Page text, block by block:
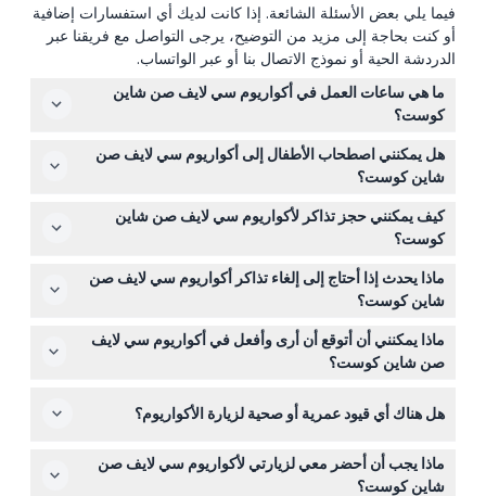
فيما يلي بعض الأسئلة الشائعة. إذا كانت لديك أي استفسارات إضافية
أو كنت بحاجة إلى مزيد من التوضيح، يرجى التواصل مع فريقنا عبر
الدردشة الحية أو نموذج الاتصال بنا أو عبر الواتساب.
ما هي ساعات العمل في أكواريوم سي لايف صن شاين
كوست؟
مساءً، مع آخر دخول في الساعة 2:00 مساءً. يُغلق في يوم عيد
الميلاد ويوم أنزاك (قد تتغير المواعيد - يرجى التأكد عند الحجز).
هل يمكنني اصطحاب الأطفال إلى أكواريوم سي لايف صن
شاين كوست؟
نعم، الأطفال من عمر 0-2 يدخلون مجاناً مع التحقق من جواز
السفر، بينما الأطفال من عمر 3-15 يحتاجون إلى تذكرة مدفوعة
أكثر.
كيف يمكنني حجز تذاكر لأكواريوم سي لايف صن شاين
كوست؟
يمكنك حجز تذاكرك بسهولة عبر الإنترنت هنا على هذا الموقع،
مما يتيح لك التحقق من التوافر وتأمين مكانك فوراً.
ماذا يحدث إذا أحتاج إلى إلغاء تذاكر أكواريوم سي لايف صن
شاين كوست؟
التذاكر غير قابلة للاسترداد ولا يمكن إلغاؤها بأي ظروف، لذا تأكد
من خططك قبل الحجز.
ماذا يمكنني أن أتوقع أن أرى وأفعل في أكواريوم سي لايف
صن شاين كوست؟
طابع خاص، بما في ذلك نفق المحيط وجزيرة الفقمات، بالإضافة
الفقمات.
هل هناك أي قيود عمرية أو صحية لزيارة الأكواريوم؟
يجب أن يكون الزائرون تحت سن 15 برفقة بالغ؛ لا توجد قيود
صحية محددة، لكن يُراعى المشي والوقوف أثناء التخطيط
ماذا يجب أن أحضر معي لزيارتي لأكواريوم سي لايف صن
شاين كوست؟